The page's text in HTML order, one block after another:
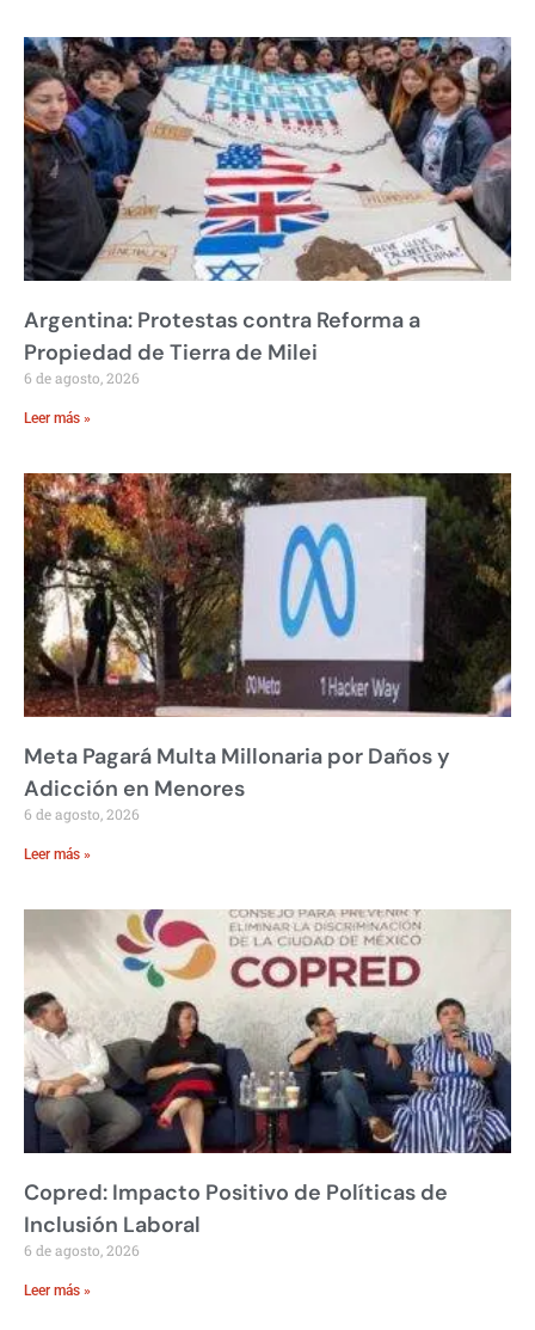
Argentina: Protestas contra Reforma a
Propiedad de Tierra de Milei
6 de agosto, 2026
Leer más »
Meta Pagará Multa Millonaria por Daños y
Adicción en Menores
6 de agosto, 2026
Leer más »
Copred: Impacto Positivo de Políticas de
Inclusión Laboral
6 de agosto, 2026
Leer más »